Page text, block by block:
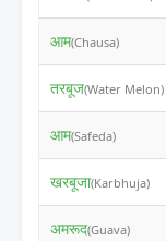
आम(Chausa)
तरबूज(Water Melon)
आम(Safeda)
खरबूजा(Karbhuja)
अमरूद(Guava)